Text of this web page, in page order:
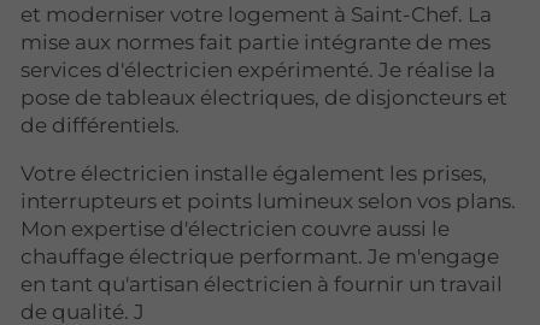
et moderniser votre logement à Saint-Chef. La
mise aux normes fait partie intégrante de mes
services d'électricien expérimenté. Je réalise la
pose de tableaux électriques, de disjoncteurs et
de différentiels.
Votre électricien installe également les prises,
interrupteurs et points lumineux selon vos plans.
Mon expertise d'électricien couvre aussi le
chauffage électrique performant. Je m'engage
en tant qu'artisan électricien à fournir un travail
de qualité. J